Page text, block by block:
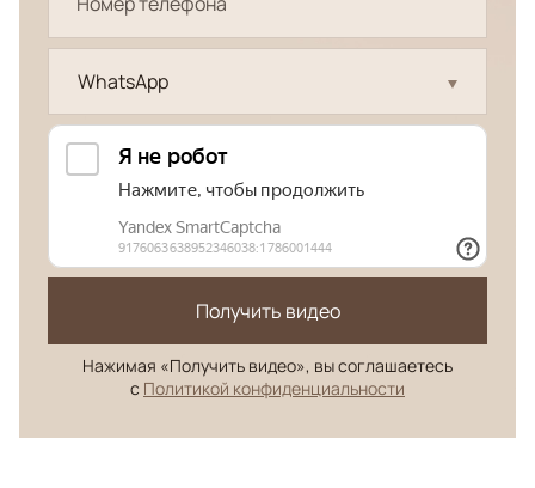
WhatsApp
Получить видео
Нажимая «Получить видео», вы соглашаетесь
с Политикой конфиденциальности